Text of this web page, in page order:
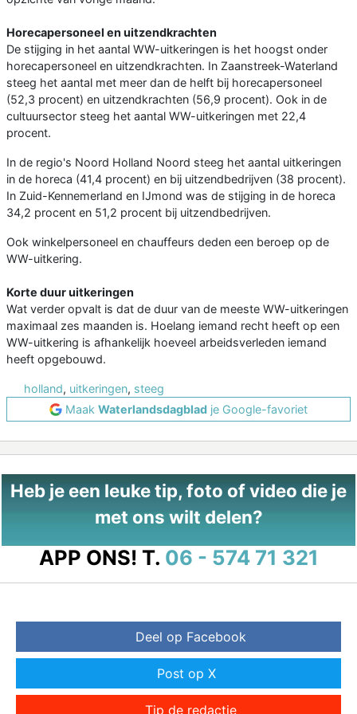
Horecapersoneel en uitzendkrachten
De stijging in het aantal WW-uitkeringen is het hoogst onder
horecapersoneel en uitzendkrachten. In Zaanstreek-Waterland
steeg het aantal met meer dan de helft bij horecapersoneel
(52,3 procent) en uitzendkrachten (56,9 procent). Ook in de
cultuursector steeg het aantal WW-uitkeringen met 22,4
procent.
In de regio's Noord Holland Noord steeg het aantal uitkeringen
in de horeca (41,4 procent) en bij uitzendbedrijven (38 procent).
In Zuid-Kennemerland en IJmond was de stijging in de horeca
34,2 procent en 51,2 procent bij uitzendbedrijven.
Ook winkelpersoneel en chauffeurs deden een beroep op de
WW-uitkering.
Korte duur uitkeringen
Wat verder opvalt is dat de duur van de meeste WW-uitkeringen
maximaal zes maanden is. Hoelang iemand recht heeft op een
WW-uitkering is afhankelijk hoeveel arbeidsverleden iemand
heeft opgebouwd.
holland, uitkeringen, steeg
Maak Waterlandsdagblad je Google-favoriet
Heb je een leuke tip, foto of video die je
met ons wilt delen?
APP ONS! T. 06 - 574 71 321
Deel op Facebook
Post op X
Tip de redactie